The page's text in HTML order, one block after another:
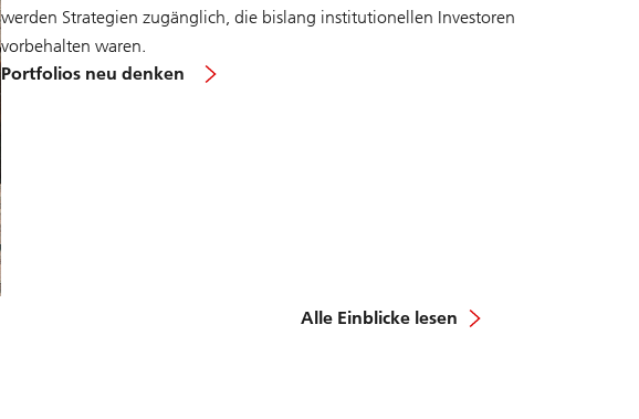
werden Strategien zugänglich, die bislang institutionellen Investoren
vorbehalten waren.
Portfolios neu denken
Alle Einblicke lesen